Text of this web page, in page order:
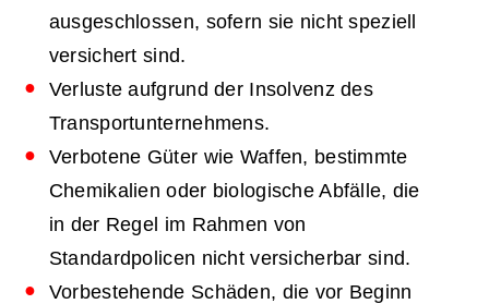
ausgeschlossen, sofern sie nicht speziell
versichert sind.
Verluste aufgrund der Insolvenz des
Transportunternehmens.
Verbotene Güter wie Waffen, bestimmte
Chemikalien oder biologische Abfälle, die
in der Regel im Rahmen von
Standardpolicen nicht versicherbar sind.
Vorbestehende Schäden, die vor Beginn